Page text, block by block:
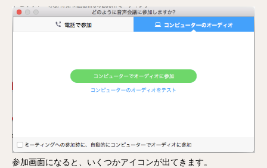
参加画面になると、いくつかアイコンが出てきます。